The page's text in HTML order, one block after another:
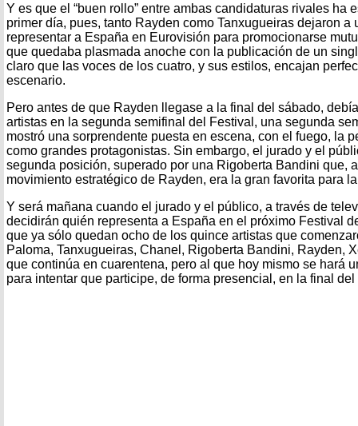
Y es que el “buen rollo” entre ambas candidaturas rivales ha
primer día, pues, tanto Rayden como Tanxugueiras dejaron a
representar a España en Eurovisión para promocionarse
que quedaba plasmada anoche con la publicación de un
claro que las voces de los cuatro, y sus estilos, encajan
escenario.
Pero antes de que Rayden llegase a la final del sábado,
artistas en la segunda semifinal del Festival, una segunda
mostró una sorprendente puesta en escena, con el fuego, la
como grandes protagonistas. Sin embargo, el jurado y el
segunda posición, superado por una Rigoberta Bandini que,
movimiento estratégico de Rayden, era la gran favorita para
Y será mañana cuando el jurado y el público, a través de
decidirán quién representa a España en el próximo Festival
que ya sólo quedan ocho de los quince artistas que
Paloma, Tanxugueiras, Chanel, Rigoberta Bandini, Rayden,
que continúa en cuarentena, pero al que hoy mismo se hará
para intentar que participe, de forma presencial, en la final